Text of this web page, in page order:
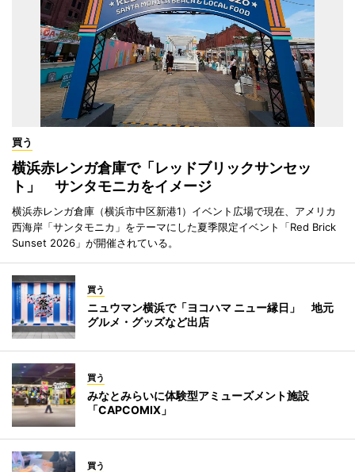
買う
横浜赤レンガ倉庫で「レッドブリックサンセッ
ト」 サンタモニカをイメージ
横浜赤レンガ倉庫（横浜市中区新港1）イベント広場で現在、アメリカ
西海岸「サンタモニカ」をテーマにした夏季限定イベント「Red Brick
Sunset 2026」が開催されている。
買う
ニュウマン横浜で「ヨコハマ ニュー縁日」 地元
グルメ・グッズなど出店
買う
みなとみらいに体験型アミューズメント施設
「CAPCOMIX」
買う